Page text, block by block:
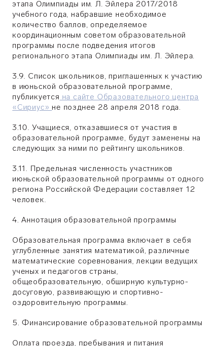
этапа Олимпиады им. Л. Эйлера 2017/2018
учебного года, набравшие необходимое
количество баллов, определяемое
координационным советом образовательной
программы после подведения итогов
регионального этапа Олимпиады им. Л. Эйлера.
3.9. Список школьников, приглашенных к участию
в июньской образовательной программе,
публикуется на сайте Образовательного центра
«Сириус»не позднее 28 апреля 2018 года.
3.10. Учащиеся, отказавшиеся от участия в
образовательной программе, будут заменены на
следующих за ними по рейтингу школьников.
3.11. Предельная численность участников
июньской образовательной программы от одного
региона Российской Федерации составляет 12
человек.
4. Аннотация образовательной программы
Образовательная программа включает в себя
углубленные занятия математикой, различные
математические соревнования, лекции ведущих
ученых и педагогов страны,
общеобразовательную, обширную культурно-
досуговую, развивающую и спортивно-
оздоровительную программы.
5. Финансирование образовательной программы
Оплата проезда, пребывания и питания